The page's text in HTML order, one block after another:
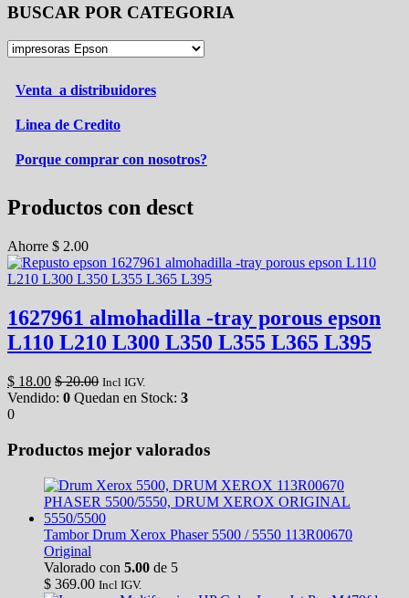
BUSCAR POR CATEGORIA
Venta a distribuidores
Linea de Credito
Porque comprar con nosotros?
Productos con desct
Ahorre $ 2.00
1627961 almohadilla -tray porous epson
L110 L210 L300 L350 L355 L365 L395
$ 18.00 $20.00 Incl IGV.
Vendido: 0 Quedan en Stock: 3
0
Productos mejor valorados
Tambor Drum Xerox Phaser 5500 / 5550 113R00670
Original
Valorado con 5.00 de 5
$ 369.00 Incl IGV.